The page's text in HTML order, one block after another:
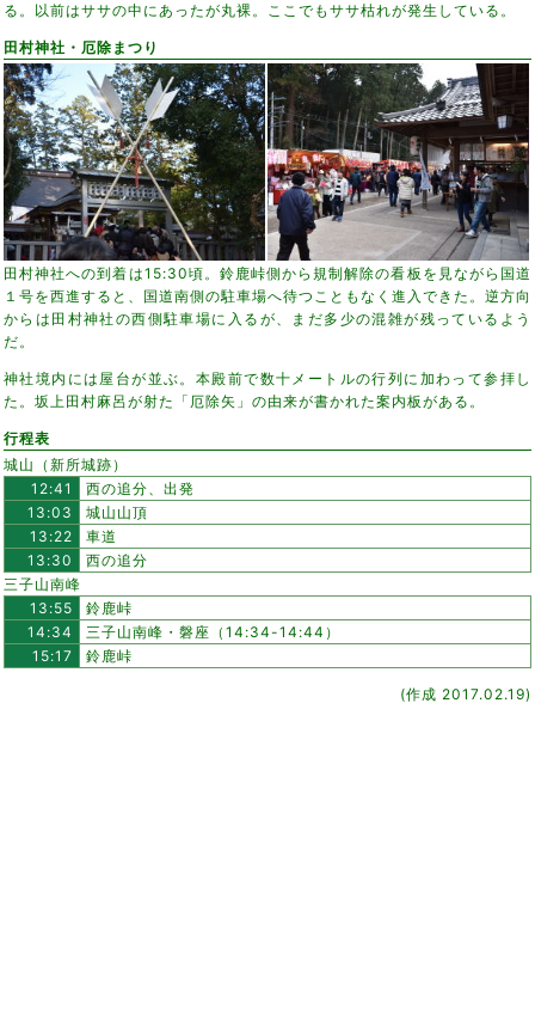
る。以前はササの中にあったが丸裸。ここでもササ枯れが発生している。
田村神社・厄除まつり
田村神社への到着は15:30頃。鈴鹿峠側から規制解除の看板を見ながら国道
１号を西進すると、国道南側の駐車場へ待つこともなく進入できた。逆方向
からは田村神社の西側駐車場に入るが、まだ多少の混雑が残っているよう
だ。
神社境内には屋台が並ぶ。本殿前で数十メートルの行列に加わって参拝し
た。坂上田村麻呂が射た「厄除矢」の由来が書かれた案内板がある。
行程表
城山（新所城跡）
12:41
西の追分、出発
13:03
城山山頂
13:22
車道
13:30
西の追分
三子山南峰
13:55
鈴鹿峠
14:34
三子山南峰・磐座（14:34-14:44）
15:17
鈴鹿峠
(作成 2017.02.19)